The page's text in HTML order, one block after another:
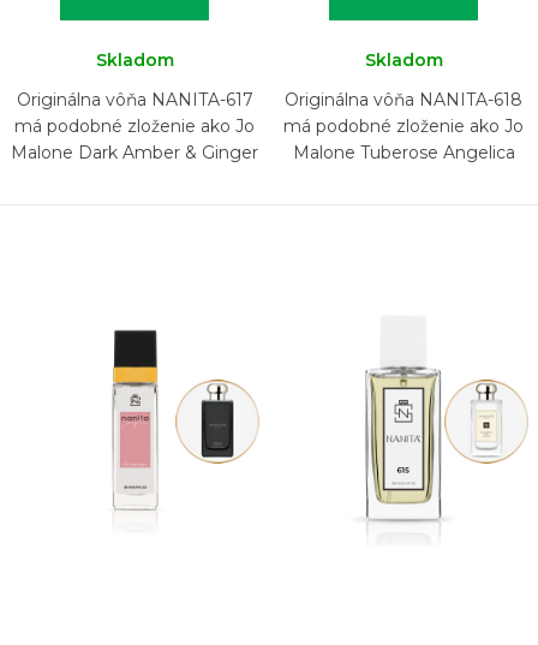
Skladom
Originálna vôňa NANITA-617
má podobné zloženie ako Jo
Malone Dark Amber & Ginger
Skladom
Originálna vôňa NANITA-618
má podobné zloženie ako Jo
Malone Tuberose Angelica